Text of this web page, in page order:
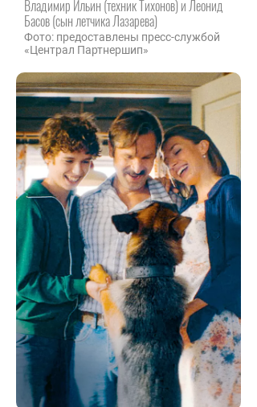
Владимир Ильин (техник Тихонов) и Леонид
Басов (сын летчика Лазарева)
Фото: предоставлены пресс-службой
«Централ Партнершип»